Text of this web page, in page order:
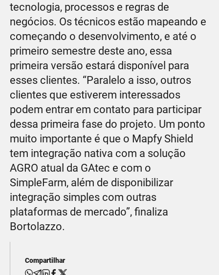
tecnologia, processos e regras de
negócios. Os técnicos estão mapeando e
começando o desenvolvimento, e até o
primeiro semestre deste ano, essa
primeira versão estará disponível para
esses clientes. “Paralelo a isso, outros
clientes que estiverem interessados
podem entrar em contato para participar
dessa primeira fase do projeto. Um ponto
muito importante é que o Mapfy Shield
tem integração nativa com a solução
AGRO atual da GAtec e com o
SimpleFarm, além de disponibilizar
integração simples com outras
plataformas de mercado”, finaliza
Bortolazzo.
Compartilhar